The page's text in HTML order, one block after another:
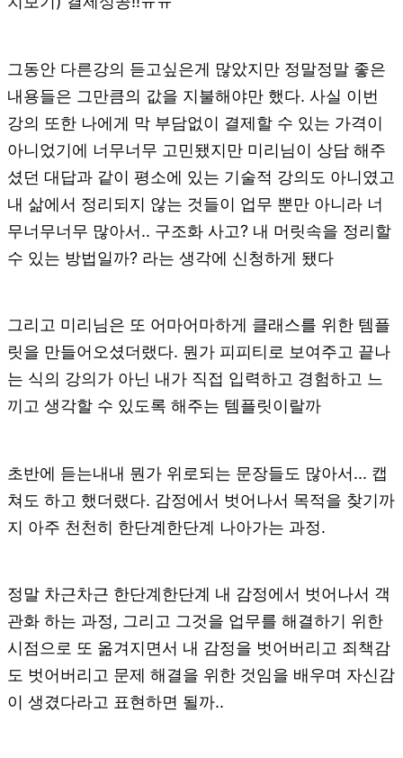
그동안 다른강의 듣고싶은게 많았지만 정말정말 좋은
내용들은 그만큼의 값을 지불해야만 했다. 사실 이번
강의 또한 나에게 막 부담없이 결제할 수 있는 가격이
아니었기에 너무너무 고민됐지만 미리님이 상담 해주
셨던 대답과 같이 평소에 있는 기술적 강의도 아니였고
내 삶에서 정리되지 않는 것들이 업무 뿐만 아니라 너
무너무너무 많아서.. 구조화 사고? 내 머릿속을 정리할
수 있는 방법일까? 라는 생각에 신청하게 됐다
그리고 미리님은 또 어마어마하게 클래스를 위한 템플
릿을 만들어오셨더랬다. 뭔가 피피티로 보여주고 끝나
는 식의 강의가 아닌 내가 직접 입력하고 경험하고 느
끼고 생각할 수 있도록 해주는 템플릿이랄까
초반에 듣는내내 뭔가 위로되는 문장들도 많아서... 캡
쳐도 하고 했더랬다. 감정에서 벗어나서 목적을 찾기까
지 아주 천천히 한단계한단계 나아가는 과정.
정말 차근차근 한단계한단계 내 감정에서 벗어나서 객
관화 하는 과정, 그리고 그것을 업무를 해결하기 위한
시점으로 또 옮겨지면서 내 감정을 벗어버리고 죄책감
도 벗어버리고 문제 해결을 위한 것임을 배우며 자신감
이 생겼다라고 표현하면 될까..